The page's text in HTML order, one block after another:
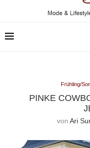
Frühling/
PINKE
von Ari